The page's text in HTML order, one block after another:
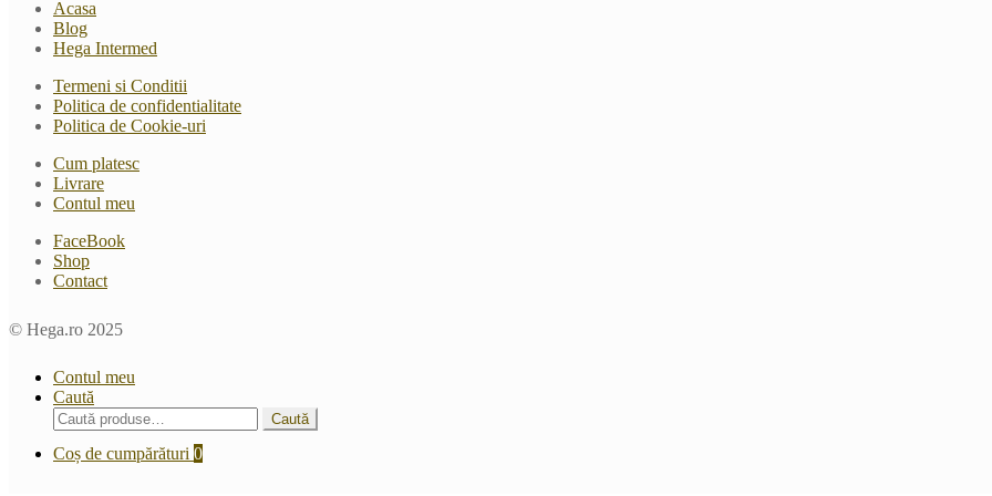
Acasa
Blog
Hega Intermed
Termeni si Conditii
Politica de confidentialitate
Politica de Cookie-uri
Cum platesc
Livrare
Contul meu
FaceBook
Shop
Contact
© Hega.ro 2025
Contul meu
Caută
Caută
după:
Caută
Coș de cumpărături 0